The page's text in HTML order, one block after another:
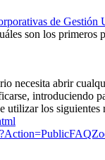
de
son los primeros
necesita abrir
introduciendo
utilizar los siguientes